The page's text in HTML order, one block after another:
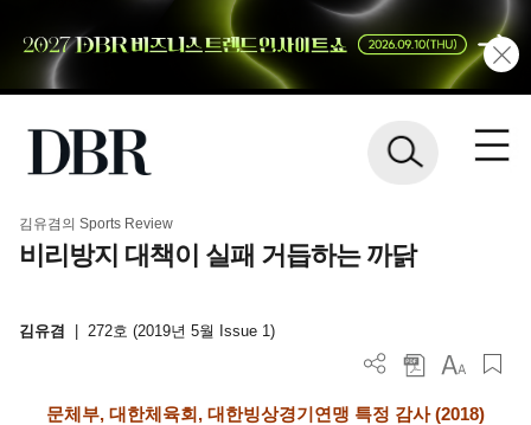
김유겸의 Sports Review
비리방지 대책이 실패 거듭하는 까닭
김유겸 272호 (2019년 5월 Issue 1)
문체부, 대한체육회, 대한빙상경기연맹 특정 감사 (2018)